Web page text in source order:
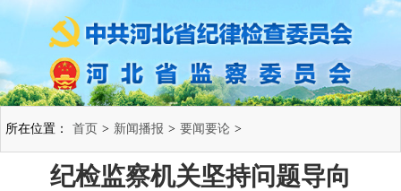
所在位置： 首页 > 新闻播报 > 要闻要论 >
纪检监察机关坚持问题导向